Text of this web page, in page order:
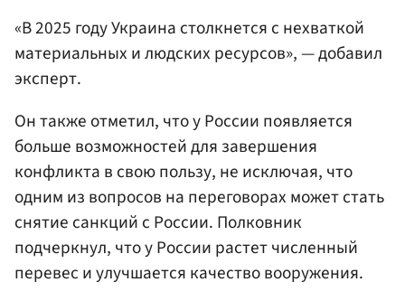
«В 2025 году Украина столкнется с нехваткой
материальных и людских ресурсов», — добавил
эксперт.
Он также отметил, что у России появляется
больше возможностей для завершения
конфликта в свою пользу, не исключая, что
одним из вопросов на переговорах может стать
снятие санкций с России. Полковник
подчеркнул, что у России растет численный
перевес и улучшается качество вооружения.